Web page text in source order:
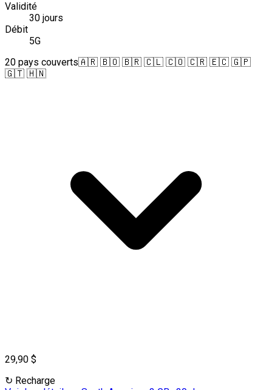
Validité
30 jours
Débit
5G
20 pays couverts🇦🇷 🇧🇴 🇧🇷 🇨🇱 🇨🇴 🇨🇷 🇪🇨 🇬🇵
🇬🇹 🇭🇳
29,90 $
↻ Recharge